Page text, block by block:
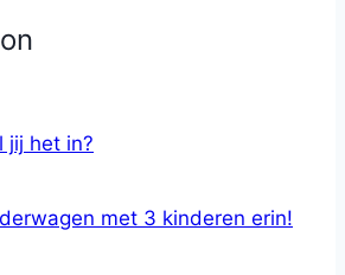
jij het in?
met 3 kinderen erin!